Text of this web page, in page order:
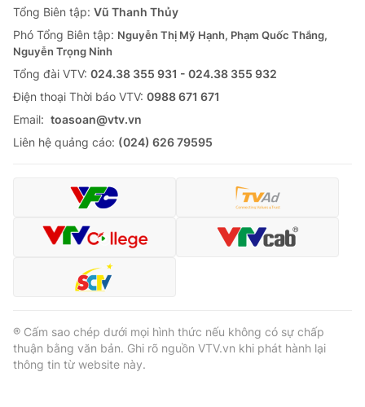
Tổng Biên tập: Vũ Thanh Thủy
Phó Tổng Biên tập: Nguyễn Thị Mỹ Hạnh, Phạm Quốc Thắng,
Nguyễn Trọng Ninh
Tổng đài VTV: 024.38 355 931 - 024.38 355 932
Ðiện thoại Thời báo VTV: 0988 671 671
Email: toasoan@vtv.vn
Liên hệ quảng cáo: (024) 626 79595
® Cấm sao chép dưới mọi hình thức nếu không có sự chấp
thuận bằng văn bản. Ghi rõ nguồn VTV.vn khi phát hành lại
thông tin từ website này.